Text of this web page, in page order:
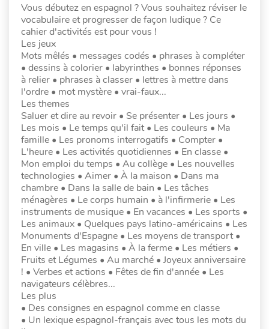
Vous débutez en espagnol ? Vous souhaitez réviser le
vocabulaire et progresser de façon ludique ? Ce
cahier d'activités est pour vous !
Les jeux
Mots mêlés • messages codés • phrases à compléter
• dessins à colorier • labyrinthes • bonnes réponses
à relier • phrases à classer • lettres à mettre dans
l'ordre • mot mystère • vrai-faux...
Les themes
Saluer et dire au revoir • Se présenter • Les jours •
Les mois • Le temps qu'il fait • Les couleurs • Ma
famille • Les pronoms interrogatifs • Compter •
L'heure • Les activités quotidiennes • En classe •
Mon emploi du temps • Au collège • Les nouvelles
technologies • Aimer • À la maison • Dans ma
chambre • Dans la salle de bain • Les tâches
ménagères • Le corps humain • à l'infirmerie • Les
instruments de musique • En vacances • Les sports •
Les animaux • Quelques pays latino-américains • Les
Monuments d'Espagne • Les moyens de transport •
En ville • Les magasins • À la ferme • Les métiers •
Fruits et Légumes • Au marché • Joyeux anniversaire
! • Verbes et actions • Fêtes de fin d'année • Les
navigateurs célèbres...
Les plus
• Des consignes en espagnol comme en classe
• Un lexique espagnol-français avec tous les mots du